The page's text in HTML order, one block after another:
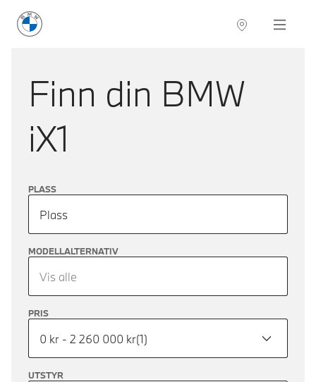
BMW Norge Navigation
Finn din BMW
iX1
PLASS
Plass
MODELLALTERNATIV
Vis alle
PRIS
0 kr - 2 260 000 kr(1)
UTSTYR